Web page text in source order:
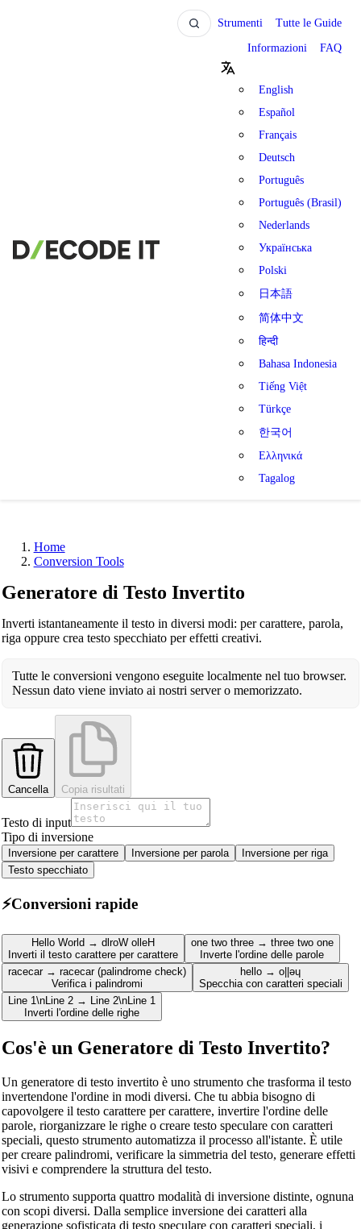
Strumenti Tutte le Guide
Informazioni FAQ
English
Español
Français
Deutsch
Português
Português (Brasil)
Nederlands
Українська
Polski
日本語
简体中文
हिन्दी
Bahasa Indonesia
Tiếng Việt
Türkçe
한국어
Ελληνικά
Tagalog
Home
Conversion Tools
Generatore di Testo Invertito
Inverti istantaneamente il testo in diversi modi: per carattere, parola,
riga oppure crea testo specchiato per effetti creativi.
Tutte le conversioni vengono eseguite localmente nel tuo browser.
Nessun dato viene inviato ai nostri server o memorizzato.
Cancella Copia risultati
Testo di input
Tipo di inversione
Inversione per carattere Inversione per parola
Inversione per riga
Testo specchiato
⚡Conversioni rapide
Hello World → dlroW olleH
Inverti il testo carattere per carattere
one two three → three two one
Inverte l'ordine delle parole
racecar → racecar (palindrome check)
Verifica i palindromi
hello → o||ǝɥ
Specchia con caratteri speciali
Line 1\nLine 2 → Line 2\nLine 1
Inverti l'ordine delle righe
Cos'è un Generatore di Testo Invertito?
Un generatore di testo invertito è uno strumento che trasforma il testo
invertendone l'ordine in modi diversi. Che tu abbia bisogno di
capovolgere il testo carattere per carattere, invertire l'ordine delle
parole, riorganizzare le righe o creare testo speculare con caratteri
speciali, questo strumento automatizza il processo all'istante. È utile
per creare palindromi, verificare la simmetria del testo, generare effetti
visivi e comprendere la struttura del testo.
Lo strumento supporta quattro modalità di inversione distinte, ognuna
con scopi diversi. Dalla semplice inversione dei caratteri alla
generazione sofisticata di testo speculare con caratteri speciali, i